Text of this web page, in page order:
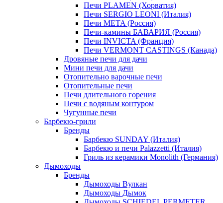
Печи PLAMEN (Хорватия)
Печи SERGIO LEONI (Италия)
Печи META (Россия)
Печи-камины БАВАРИЯ (Россия)
Печи INVICTA (Франция)
Печи VERMONT CASTINGS (Канада)
Дровяные печи для дачи
Мини печи для дачи
Отопительно варочные печи
Отопительные печи
Печи длительного горения
Печи с водяным контуром
Чугунные печи
Барбекю-грили
Бренды
Барбекю SUNDAY (Италия)
Барбекю и печи Palazzetti (Италия)
Гриль из керамики Monolith (Германия)
Дымоходы
Бренды
Дымоходы Вулкан
Дымоходы Дымок